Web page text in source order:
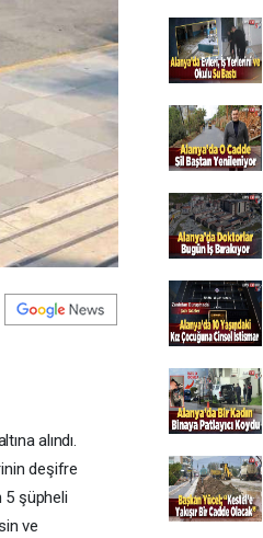
alındı.
deşifre
5 şüpheli
ve